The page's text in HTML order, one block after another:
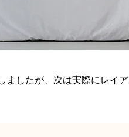
したが、次は実際にレイ